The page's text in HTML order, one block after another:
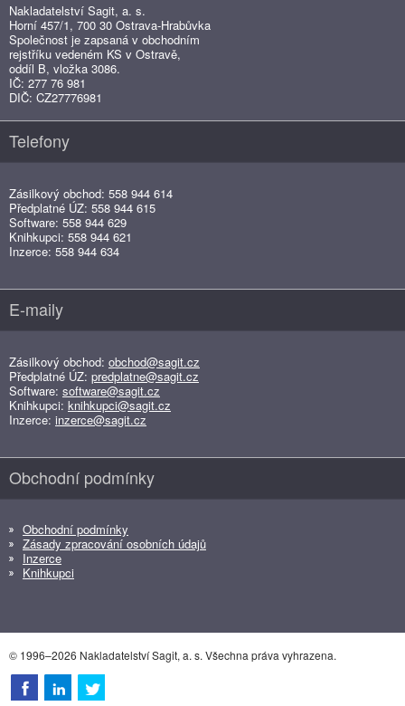
Nakladatelství Sagit, a. s.
Horní 457/1, 700 30 Ostrava-Hrabůvka
Společnost je zapsaná v obchodním
rejstříku vedeném KS v Ostravě,
oddíl B, vložka 3086.
IČ: 277 76 981
DIČ: CZ27776981
Telefony
Zásilkový obchod: 558 944 614
Předplatné ÚZ: 558 944 615
Software: 558 944 629
Knihkupci: 558 944 621
Inzerce: 558 944 634
E-maily
Zásilkový obchod: obchod@sagit.cz
Předplatné ÚZ: predplatne@sagit.cz
Software: software@sagit.cz
Knihkupci: knihkupci@sagit.cz
Inzerce: inzerce@sagit.cz
Obchodní podmínky
Obchodní podmínky
Zásady zpracování osobních údajů
Inzerce
Knihkupci
© 1996–2026 Nakladatelství Sagit, a. s. Všechna práva vyhrazena.